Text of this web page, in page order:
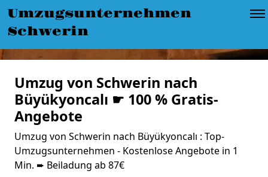
Umzugsunternehmen
Schwerin
Umzug von Schwerin nach
Büyükyoncalı ☛ 100 % Gratis-
Angebote
Umzug von Schwerin nach Büyükyoncalı : Top-
Umzugsunternehmen - Kostenlose Angebote in 1
Min. ➨ Beiladung ab 87€